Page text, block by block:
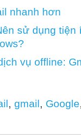
nhanh hơn
sử dụng tiện
vụ offline:
, gmail, Google